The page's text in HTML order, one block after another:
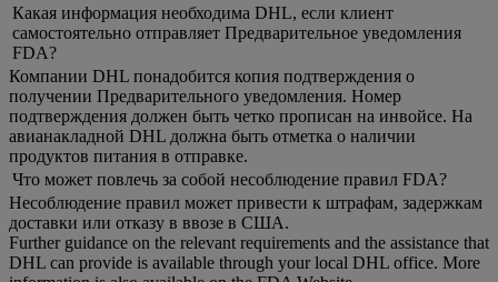
Какая информация необходима DHL, если клиент
самостоятельно отправляет Предварительное уведомления
FDA?
Компании DHL понадобится копия подтверждения о
получении Предварительного уведомления. Номер
подтверждения должен быть четко прописан на инвойсе. На
авианакладной DHL должна быть отметка о наличии
продуктов питания в отправке.
Что может повлечь за собой несоблюдение правил FDA?
Несоблюдение правил может привести к штрафам, задержкам
доставки или отказу в ввозе в США.
Further guidance on the relevant requirements and the assistance that
DHL can provide is available through your local DHL office. More